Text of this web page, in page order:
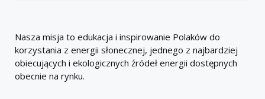
Nasza misja to edukacja i inspirowanie Polaków do
korzystania z energii słonecznej, jednego z najbardziej
obiecujących i ekologicznych źródeł energii dostępnych
obecnie na rynku.